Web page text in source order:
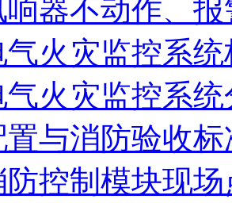
响器不动作、
火灾监控系
火灾监控系
置与消防验收标
控制模块现